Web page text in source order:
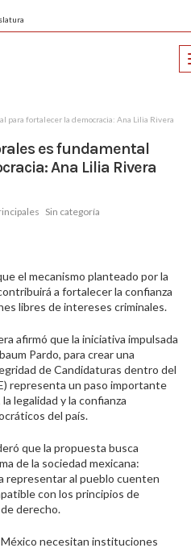
para fortalecer la democracia: Ana Lilia Rivera
es fundamental
Ana Lilia Rivera
Sin categoría
el mecanismo planteado por la
a fortalecer la confianza
libres de intereses criminales.
afirmó que la iniciativa impulsada
Pardo, para crear una
de Candidaturas dentro del
representa un paso importante
legalidad y la confianza
del país.
que la propuesta busca
de la sociedad mexicana:
representar al pueblo cuenten
con los principios de
derecho.
México necesitan instituciones